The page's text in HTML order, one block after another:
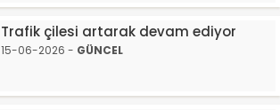
Trafik çilesi artarak devam ediyor
15-06-2026 - GÜNCEL